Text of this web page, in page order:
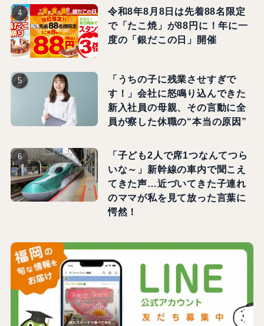
令和8年8月8日は先着88名限定
で「たこ焼」が88円に！年に一
度の「銀だこの日」開催
「うちの子に残業させすぎで
す！」会社に怒鳴り込んできた
新入社員の母親、その言動に全
員が察した休職の“本当の原因”
「子ども2人で席1つなんてつら
いな～」新幹線の車内で聞こえ
てきた声…近づいてきた子連れ
のママが私を見て放った言葉に
愕然！